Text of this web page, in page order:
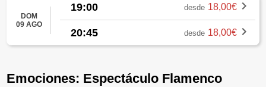
DOM
09 AGO
19:00 desde 18,00€
20:45 desde 18,00€
Emociones: Espectáculo Flamenco